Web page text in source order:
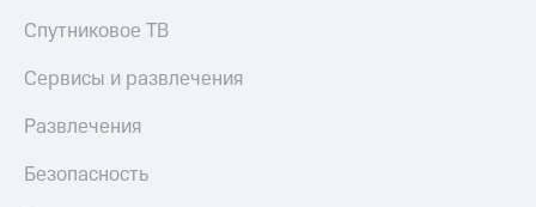
Спутниковое ТВ
Сервисы и развлечения
Развлечения
Безопасность